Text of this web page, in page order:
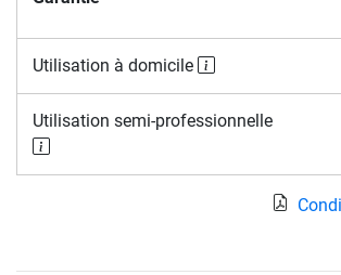
Utilisation à domicile
Utilisation semi-professionnelle